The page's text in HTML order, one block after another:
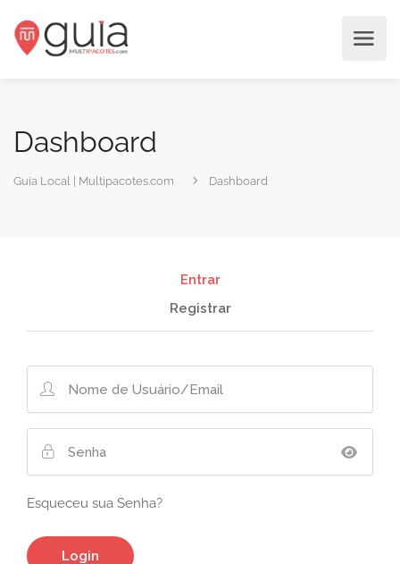
Dashboard
Guia Local | Multipacotes.com Dashboard
Entrar
Registrar
Esqueceu sua Senha?